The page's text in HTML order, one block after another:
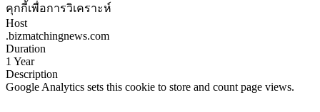
คุกกี้เพื่อการวิเคราะห์
Host
.bizmatchingnews.com
Duration
1 Year
Description
Google Analytics sets this cookie to store and count page views.